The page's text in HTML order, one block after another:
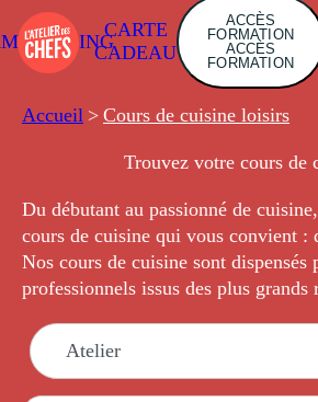
CARTE
CADEAU
ACCÈS
FORMATION
ACCÈS
FORMATION
Accueil > Cours de cuisine loisirs
Trouvez votre cours de
Du débutant au passionné de
cours de cuisine qui vous convient :
Nos cours de cuisine sont dispensés
professionnels issus des plus grands
Atelier